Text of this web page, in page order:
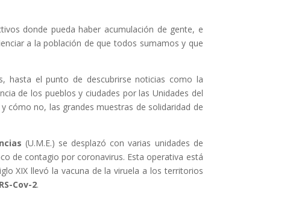
donde pueda haber acumulación de gente, e
a la población de que todos sumamos y que
hasta el punto de descubrirse noticias como la
de los pueblos y ciudades por las Unidades del
cómo no, las grandes muestras de solidaridad de
(U.M.E.) se desplazó con varias unidades de
de contagio por coronavirus. Esta operativa está
XIX llevó la vacuna de la viruela a los territorios
Cov-2.